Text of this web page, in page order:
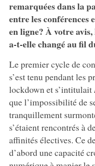
remarquées dans la
entre les conférences
en ligne? À votre
a-t-elle changé au fil
Le premier cycle de
s’est tenu pendant les
lockdown et s’intitulait
que l’impossibilité de
tranquillement
s’étaient rencontrés à
affinités électives. Ce
d’abord une capacité